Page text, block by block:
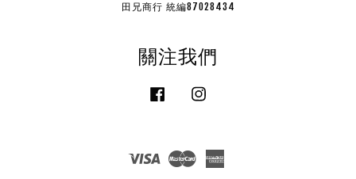
田兄商行 統編87028434
關注我們
Facebook
Visa Master